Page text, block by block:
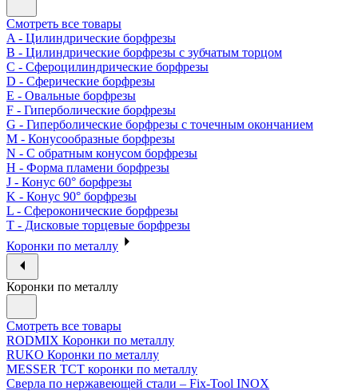
Смотреть все товары
A - Цилиндрические борфрезы
B - Цилиндрические борфрезы с зубчатым торцом
C - Сфероцилиндрические борфрезы
D - Сферические борфрезы
E - Овальные борфрезы
F - Гиперболические борфрезы
G - Гиперболические борфрезы с точечным окончанием
M - Конусообразные борфрезы
N - С обратным конусом борфрезы
H - Форма пламени борфрезы
J - Конус 60° борфрезы
K - Конус 90° борфрезы
L - Сфероконические борфрезы
T - Дисковые торцевые борфрезы
Коронки по металлу
Коронки по металлу
Смотреть все товары
RODMIX Коронки по металлу
RUKO Коронки по металлу
MESSER ТСТ коронки по металлу
Сверла по нержавеющей стали – Fix-Tool INOX